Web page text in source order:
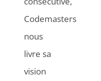
Codemasters
nous
livre sa
vision